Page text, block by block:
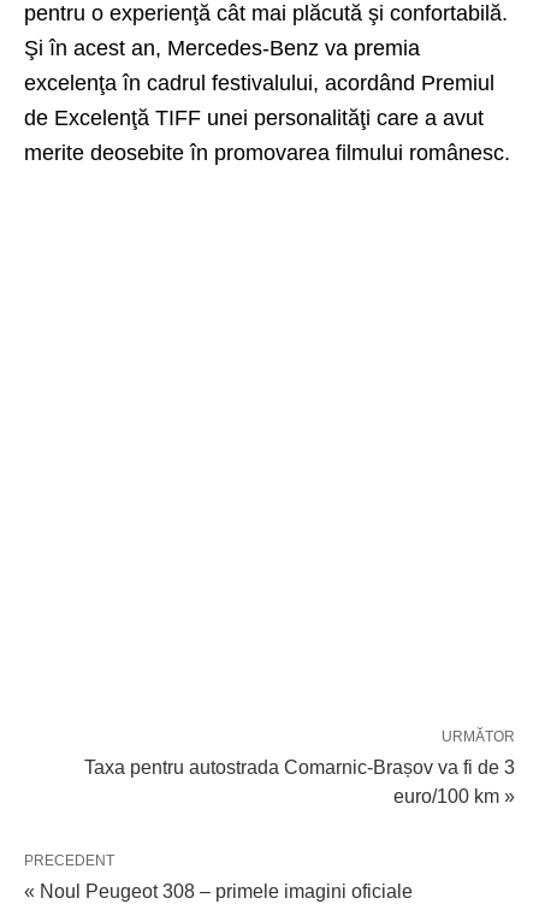
pentru o experienţă cât mai plăcută şi confortabilă.
Şi în acest an, Mercedes-Benz va premia
excelenţa în cadrul festivalului, acordând Premiul
de Excelenţă TIFF unei personalităţi care a avut
merite deosebite în promovarea filmului românesc.
URMĂTOR
Taxa pentru autostrada Comarnic-Brașov va fi de 3
euro/100 km »
PRECEDENT
« Noul Peugeot 308 – primele imagini oficiale